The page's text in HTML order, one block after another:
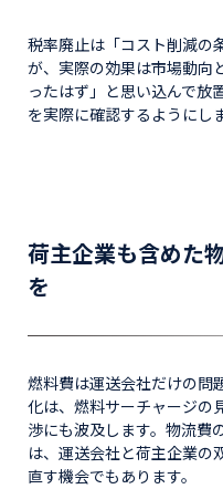
税率廃止は「コスト削減の
が、実際の効果は市場動向
ったはず」と思い込んで放
を実際に確認するようにし
荷主企業も含めた
を
燃料費は運送会社だけの問
化は、燃料サーチャージの
渉にも波及します。物流費
は、運送会社と荷主企業の
直す機会でもあります。